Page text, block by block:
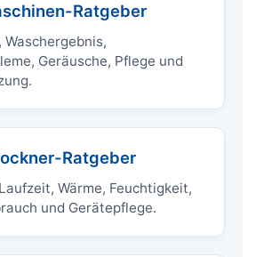
Ratgeber
Waschergebnis,
Geräusche, Pflege und
Ratgeber
Wärme, Feuchtigkeit,
und Gerätepflege.